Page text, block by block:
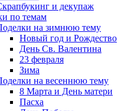
и декупаж
по темам
на зимнюю тему
Новый год и Рождество
День Св. Валентина
23 февраля
Зима
на весеннюю тему
8 Марта и День матери
Пасха